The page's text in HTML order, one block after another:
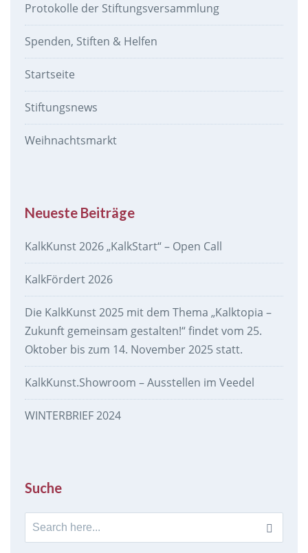
Protokolle der Stiftungsversammlung
Spenden, Stiften & Helfen
Startseite
Stiftungsnews
Weihnachtsmarkt
Neueste Beiträge
KalkKunst 2026 „KalkStart“ – Open Call
KalkFördert 2026
Die KalkKunst 2025 mit dem Thema „Kalktopia –
Zukunft gemeinsam gestalten!“ findet vom 25.
Oktober bis zum 14. November 2025 statt.
KalkKunst.Showroom – Ausstellen im Veedel
WINTERBRIEF 2024
Suche
Search
for: